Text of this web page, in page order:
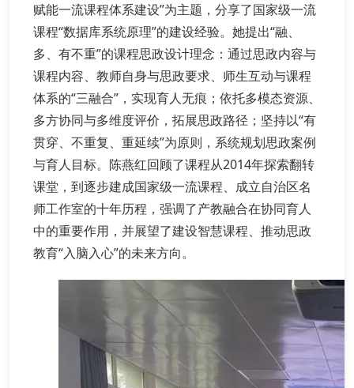
赋能一流课程体系建设”为主题，分享了国家级一流
课程“数据库系统原理”的建设经验。她提出“融、
多、有不重”的课程思政设计理念：通过思政内容与
课程内容、教师自身与思政要求、师生互动与课程
体系的“三融合”，实现育人无痕；依托多模态资源、
多方协同与多维度评价，拓展思政路径；坚持以“有
贯穿、不重复、重延续”为原则，系统规划思政案例
与育人目标。陈燕红回顾了课程从2014年探索翻转
课堂，到逐步建成国家级一流课程、成立自治区名
师工作室的十年历程，强调了产教融合在协同育人
中的重要作用，并展望了建设智慧课程、推动思政
教育“入脑入心”的未来方向。